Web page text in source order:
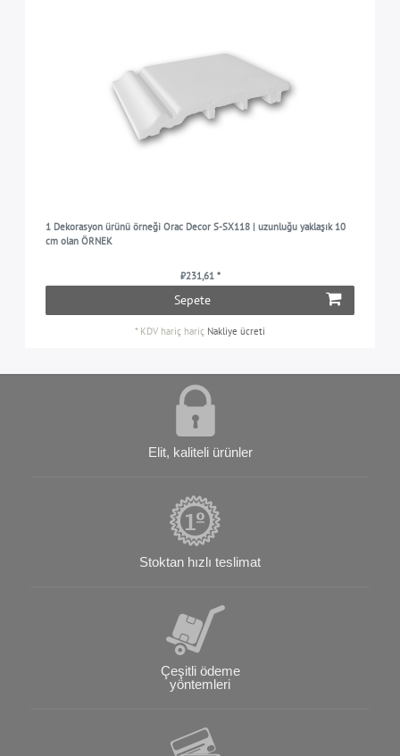
1 Dekorasyon ürünü örneği Orac Decor S-SX118 | uzunluğu yaklaşık 10
cm olan ÖRNEK
₺231,61 *
Sepete
* KDV hariç hariç Nakliye ücreti
Elit, kaliteli ürünler
Stoktan hızlı teslimat
Çeşitli ödeme
yöntemleri